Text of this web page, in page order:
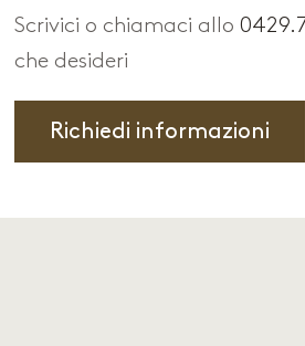
Scrivici o chiamaci allo
che desideri
Richiedi informazioni